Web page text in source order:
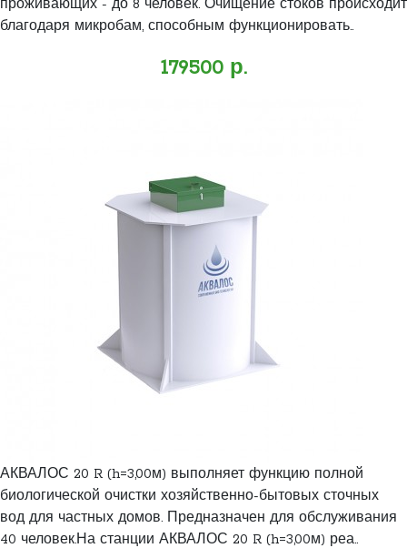
проживающих - до 8 человек. Очищение стоков происходит
благодаря микробам, способным функционировать..
179500 р.
АКВАЛОС 20 R (h=3,00м) выполняет функцию полной
биологической очистки хозяйственно-бытовых сточных
вод для частных домов. Предназначен для обслуживания
40 человек.На станции АКВАЛОС 20 R (h=3,00м) реа..